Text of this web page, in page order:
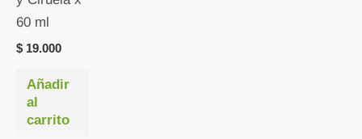
60 ml
$ 19.000
Añadir
al
carrito